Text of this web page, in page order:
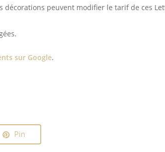
décorations peuvent modifier le tarif de ces
sur Google.
Pin